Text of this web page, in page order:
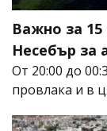
Важно за 15
Несебър за
От 20:00 до
провлака и в